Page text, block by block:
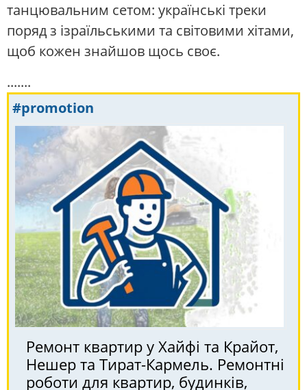
танцювальним сетом: українські треки
поряд з ізраїльськими та світовими хітами,
щоб кожен знайшов щось своє.
.......
#promotion
Ремонт квартир у Хайфі та Крайот,
Нешер та Тират-Кармель. Ремонтні
роботи для квартир, будинків,